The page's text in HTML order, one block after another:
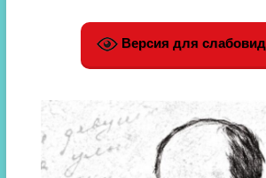
Версия для